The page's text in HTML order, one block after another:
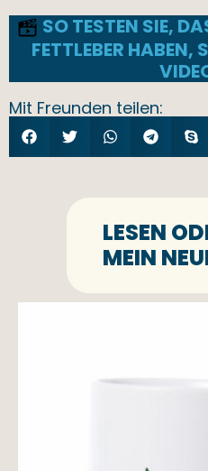
SO TESTEN SIE,
FETTLEBER HABEN,
Mit Freunden teilen:
LESEN
MEIN